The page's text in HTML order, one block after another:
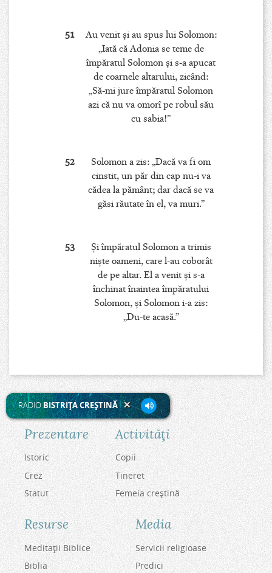
51
Au venit şi au spus lui Solomon:
„Iată că Adonia se teme de
împăratul Solomon şi s-a apucat
de coarnele altarului, zicând:
„Să-mi jure împăratul Solomon
azi că nu va omorî pe robul său
cu sabia!”
52
Solomon a zis: „Dacă va fi om
cinstit, un păr din cap nu-i va
cădea la pământ; dar dacă se va
găsi răutate în el, va muri.”
53
Şi împăratul Solomon a trimis
nişte oameni, care l-au coborât
de pe altar. El a venit şi s-a
închinat înaintea împăratului
Solomon, şi Solomon i-a zis:
„Du-te acasă.”
RADIOBISTRIŢA CREŞTINĂ
Prezentare
Istoric
Crez
Statut
Activităţi
Copii
Tineret
Femeia creştină
Resurse
Meditaţii Biblice
Biblia
Media
Servicii religioase
Predici